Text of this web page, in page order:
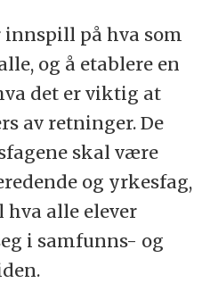
på hva som
og å etablere en
det er viktig at
av retninger. De
skal være
og yrkesfag,
alle elever
i samfunns- og